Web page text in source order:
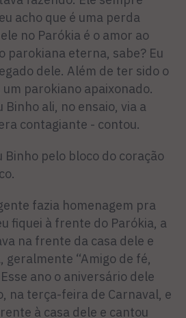
acho que é uma perda
no Parókia é o amor ao
parokiana eterna, sabe? Eu
dele. Além de ter sido o
parokiano apaixonado.
Binho ali, no ensaio, via a
contagiante - contou.
Binho pelo bloco do coração
fazia homenagem pra
fiquei à frente do Parókia, a
na frente da casa dele e
geralmente “Amigo de fé,
ano o aniversário dele
na terça-feira de Carnaval, e
à casa dele e cantou